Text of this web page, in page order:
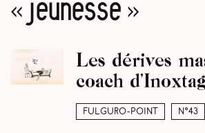
« jeunesse »
Fulguro-Point N°43
Les dérives
coach d’Inoxtag